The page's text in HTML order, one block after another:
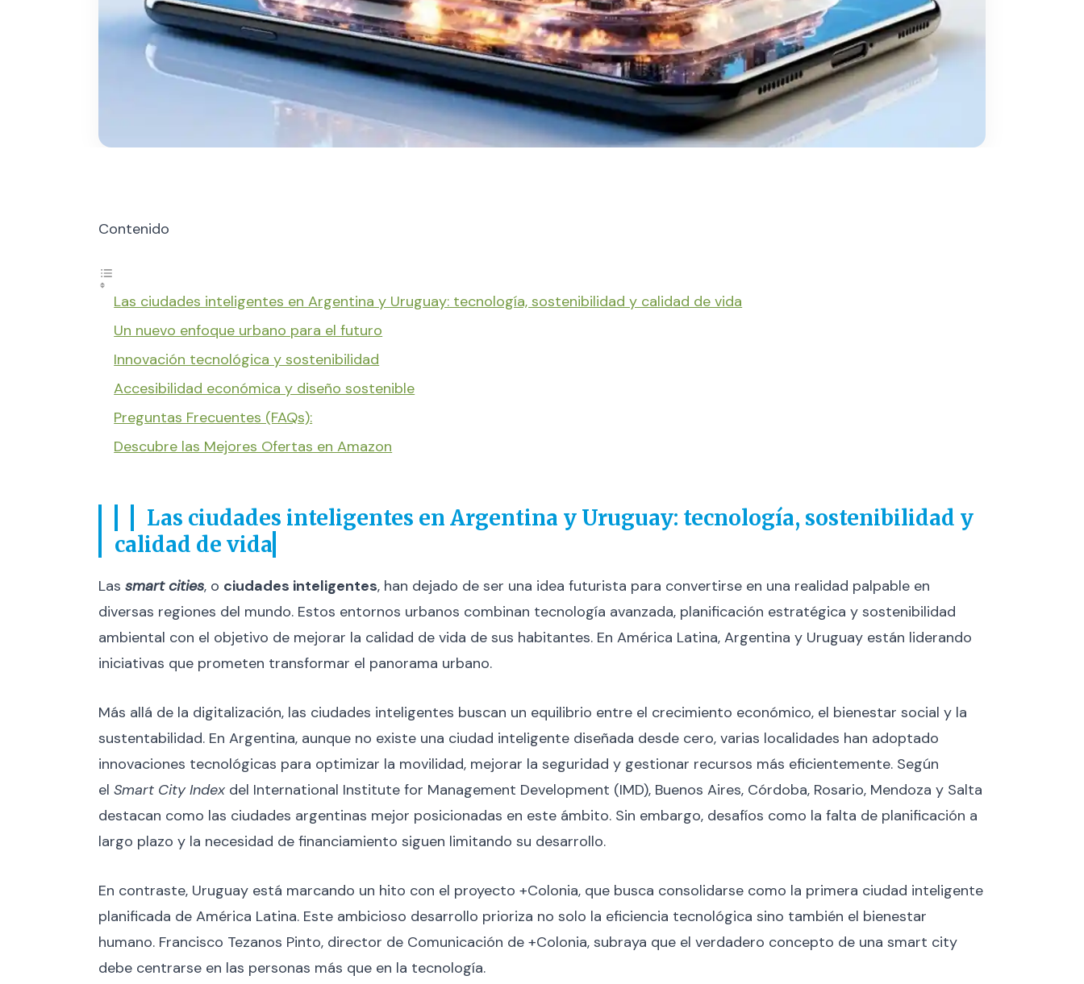
Contenido
Las ciudades inteligentes en Argentina y Uruguay: tecnología, sostenibilidad y calidad de vida
Un nuevo enfoque urbano para el futuro
Innovación tecnológica y sostenibilidad
Accesibilidad económica y diseño sostenible
Preguntas Frecuentes (FAQs):
Descubre las Mejores Ofertas en Amazon
Las ciudades inteligentes en Argentina y Uruguay: tecnología, sostenibilidad y
calidad de vida
Las smart cities, o ciudades inteligentes, han dejado de ser una idea futurista para convertirse en una realidad palpable en
diversas regiones del mundo. Estos entornos urbanos combinan tecnología avanzada, planificación estratégica y sostenibilidad
ambiental con el objetivo de mejorar la calidad de vida de sus habitantes. En América Latina, Argentina y Uruguay están liderando
iniciativas que prometen transformar el panorama urbano.
Más allá de la digitalización, las ciudades inteligentes buscan un equilibrio entre el crecimiento económico, el bienestar social y la
sustentabilidad. En Argentina, aunque no existe una ciudad inteligente diseñada desde cero, varias localidades han adoptado
innovaciones tecnológicas para optimizar la movilidad, mejorar la seguridad y gestionar recursos más eficientemente. Según
el Smart City Index del International Institute for Management Development (IMD), Buenos Aires, Córdoba, Rosario, Mendoza y Salta
destacan como las ciudades argentinas mejor posicionadas en este ámbito. Sin embargo, desafíos como la falta de planificación a
largo plazo y la necesidad de financiamiento siguen limitando su desarrollo.
En contraste, Uruguay está marcando un hito con el proyecto +Colonia, que busca consolidarse como la primera ciudad inteligente
planificada de América Latina. Este ambicioso desarrollo prioriza no solo la eficiencia tecnológica sino también el bienestar
humano. Francisco Tezanos Pinto, director de Comunicación de +Colonia, subraya que el verdadero concepto de una smart city
debe centrarse en las personas más que en la tecnología.